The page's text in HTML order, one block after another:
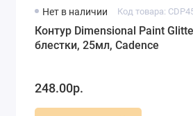
Нет в наличии Код товара:
Контур Dimensional Paint
блестки, 25мл, Cadence
248.00р.